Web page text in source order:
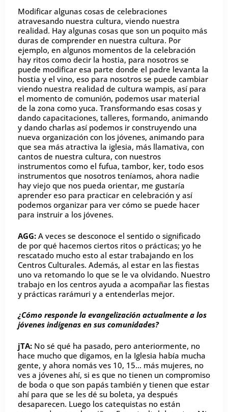
Modificar algunas cosas de celebraciones
atravesando nuestra cultura, viendo nuestra
realidad. Hay algunas cosas que son un poquito más
duras de comprender en nuestra cultura. Por
ejemplo, en algunos momentos de la celebración
hay ritos como decir la hostia, para nosotros se
puede modificar esa parte donde el padre levanta la
hostia y el vino, eso para nosotros se puede cambiar
viendo nuestra realidad de cultura wampis, así para
el momento de comunión, podemos usar material
de la zona como yuca. Transformando esas cosas y
dando capacitaciones, talleres, formando, animando
y dando charlas así podemos ir construyendo una
nueva organización con los jóvenes, animando para
que sea más atractiva la iglesia, más llamativa, con
cantos de nuestra cultura, con nuestros
instrumentos como el fufua, tambor, ker, todo esos
instrumentos que nosotros teníamos, ahora nadie
hay viejo que nos pueda orientar, me gustaría
aprender eso para practicar en celebración y así
podemos organizar para ver cómo se puede hacer
para instruir a los jóvenes.
AGG: A veces se desconoce el sentido o significado
de por qué hacemos ciertos ritos o prácticas; yo he
rescatado mucho esto al estar trabajando en los
Centros Culturales. Además, al estar en las fiestas
uno va retomando lo que se le va olvidando. Nuestro
trabajo en los centros ayuda a acompañar las fiestas
y prácticas rarámuri y a entenderlas mejor.
¿Cómo responde la evangelización actualmente a los
jóvenes indígenas en sus comunidades?
jTA: No sé qué ha pasado, pero anteriormente, no
hace mucho que digamos, en la Iglesia había mucha
gente, y ahora nomás ves 10, 15… más mujeres, no
ves a jóvenes ahí, si es que no tienen un compromiso
de boda o que son papás también y tienen que estar
ahí para que se les dé su boleta, ya después
desaparecen. Luego los catequistas no están